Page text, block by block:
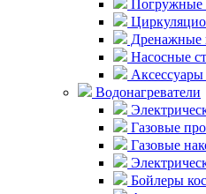
Погружные
Дренажные
Насосные
Водонагреватели
Газовые
Газовые
Бойлеры